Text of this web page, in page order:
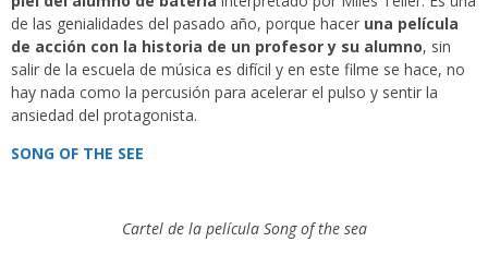
de las genialidades del pasado año, porque hacer una película
de acción con la historia de un profesor y su alumno, sin
salir de la escuela de música es difícil y en este filme se hace, no
hay nada como la percusión para acelerar el pulso y sentir la
ansiedad del protagonista.
SONG OF THE SEE
Cartel de la película Song of the sea